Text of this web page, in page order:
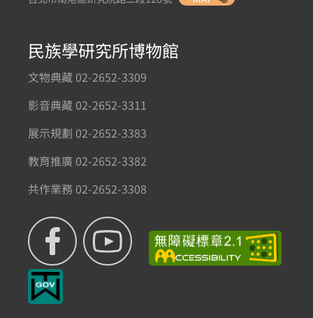
民族學研究所博物館
文物典藏 02-2652-3309
影音典藏 02-2652-3311
展示規劃 02-2652-3383
教育推廣 02-2652-3382
共作業務 02-2652-3308